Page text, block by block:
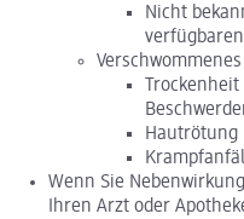
Nicht
Hautrötung
Wenn Sie
Ihren Arzt oder